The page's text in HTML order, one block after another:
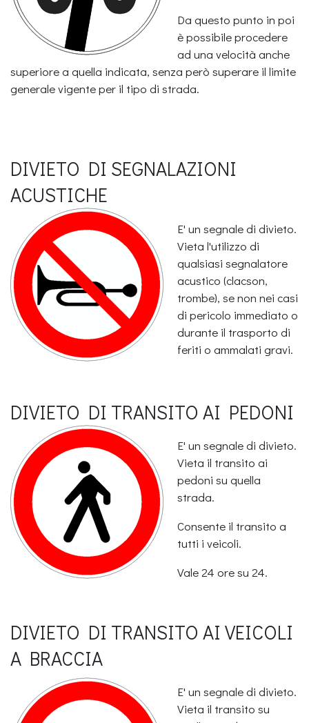
Da questo punto in poi
è possibile procedere
ad una velocità anche
superiore a quella indicata, senza però superare il limite
generale vigente per il tipo di strada.
DIVIETO DI SEGNALAZIONI
ACUSTICHE
E' un segnale di divieto.
Vieta l'utilizzo di
qualsiasi segnalatore
acustico (clacson,
trombe), se non nei casi
di pericolo immediato o
durante il trasporto di
feriti o ammalati gravi.
DIVIETO DI TRANSITO AI PEDONI
E' un segnale di divieto.
Vieta il transito ai
pedoni su quella
strada.
Consente il transito a
tutti i veicoli.
Vale 24 ore su 24.
DIVIETO DI TRANSITO AI VEICOLI
A BRACCIA
E' un segnale di divieto.
Vieta il transito su